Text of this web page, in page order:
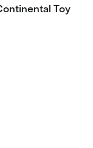
Toy